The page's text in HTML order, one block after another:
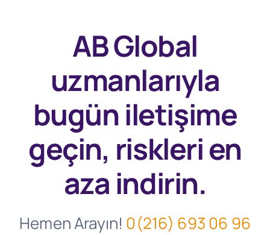
AB Global
uzmanlarıyla
bugüniletişime
geçin, riskleri en
aza indirin.
Hemen Arayın! 0(216) 693 06 96